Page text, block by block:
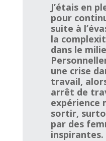
J’étais en
pour
suite à
la
dans le
une crise
travail,
arrêt de
expérience
sortir,
par des
inspirantes.